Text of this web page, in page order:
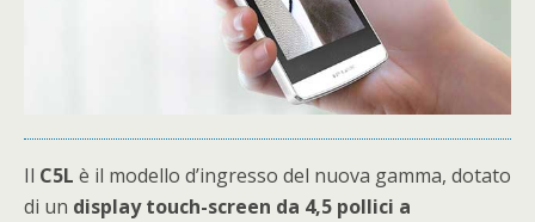
Il C5L è il modello d’ingresso del nuova gamma, dotato
di un display touch-screen da 4,5 pollici a